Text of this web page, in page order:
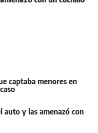
captaba menores en
auto y las amenazó con